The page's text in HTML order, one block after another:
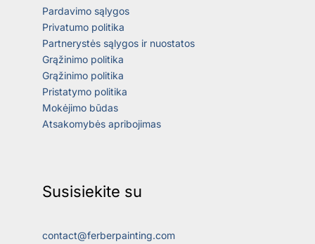
Pardavimo sąlygos
Privatumo politika
Partnerystės sąlygos ir nuostatos
Grąžinimo politika
Grąžinimo politika
Pristatymo politika
Mokėjimo būdas
Atsakomybės apribojimas
Susisiekite su
contact@ferberpainting.com